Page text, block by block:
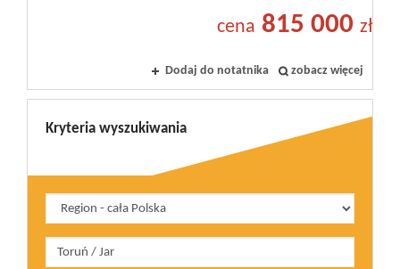
cena 815 000 zł
Dodaj do notatnika zobacz więcej
Kryteria wyszukiwania